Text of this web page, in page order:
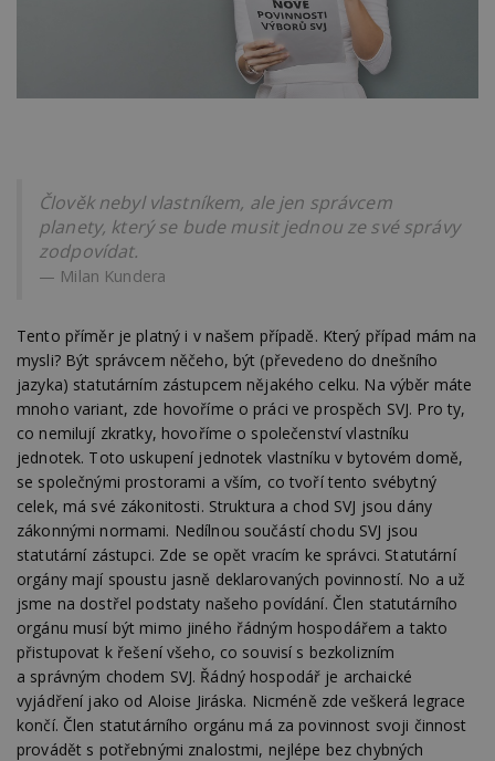
Člověk nebyl vlastníkem, ale jen správcem
planety, který se bude musit jednou ze své správy
zodpovídat.
Milan Kundera
Tento příměr je platný i v našem případě. Který případ mám na
mysli? Být správcem něčeho, být (převedeno do dnešního
jazyka) statutárním zástupcem nějakého celku. Na výběr máte
mnoho variant, zde hovoříme o práci ve prospěch SVJ. Pro ty,
co nemilují zkratky, hovoříme o společenství vlastníku
jednotek. Toto uskupení jednotek vlastníku v bytovém domě,
se společnými prostorami a vším, co tvoří tento svébytný
celek, má své zákonitosti. Struktura a chod SVJ jsou dány
zákonnými normami. Nedílnou součástí chodu SVJ jsou
statutární zástupci. Zde se opět vracím ke správci. Statutární
orgány mají spoustu jasně deklarovaných povinností. No a už
jsme na dostřel podstaty našeho povídání. Člen statutárního
orgánu musí být mimo jiného řádným hospodářem a takto
přistupovat k řešení všeho, co souvisí s bezkolizním
a správným chodem SVJ. Řádný hospodář je archaické
vyjádření jako od Aloise Jiráska. Nicméně zde veškerá legrace
končí. Člen statutárního orgánu má za povinnost svoji činnost
provádět s potřebnými znalostmi, nejlépe bez chybných